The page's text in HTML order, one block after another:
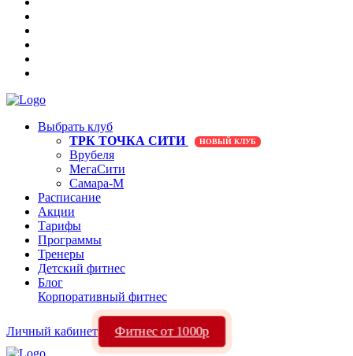
Выбрать клуб
ТРК ТОЧКА СИТИ
НОВЫЙ КЛУБ
Врубеля
МегаСити
Самара-М
Расписание
Акции
Тарифы
Программы
Тренеры
Детский фитнес
Блог
Корпоративный фитнес
Личный кабинет Фитнес от 1000р